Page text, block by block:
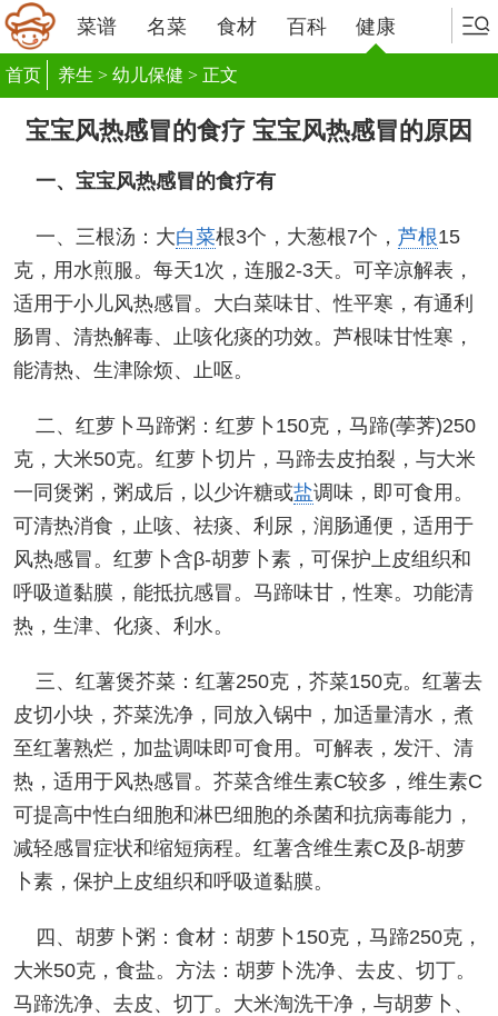
菜谱 名菜 食材 百科 健康
首页 养生 > 幼儿保健 > 正文
宝宝风热感冒的食疗 宝宝风热感冒的原因
一、宝宝风热感冒的食疗有
一、三根汤：大白菜根3个，大葱根7个， 芦根15
克，用水煎服。每天1次，连服2-3天。可辛凉解表，
适用于小儿风热感冒。大白菜味甘、性平寒，有通利
肠胃、清热解毒、止咳化痰的功效。芦根味甘性寒，
能清热、生津除烦、止呕。
二、红萝卜马蹄粥：红萝卜150克，马蹄(荸荠)250
克，大米50克。红萝卜切片，马蹄去皮拍裂，与大米
一同煲粥，粥成后，以少许糖或盐调味，即可食用。
可清热消食，止咳、祛痰、利尿，润肠通便，适用于
风热感冒。红萝卜含β-胡萝卜素，可保护上皮组织和
呼吸道黏膜，能抵抗感冒。马蹄味甘，性寒。功能清
热，生津、化痰、利水。
三、红薯煲芥菜：红薯250克，芥菜150克。红薯去
皮切小块，芥菜洗净，同放入锅中，加适量清水，煮
至红薯熟烂，加盐调味即可食用。可解表，发汗、清
热，适用于风热感冒。芥菜含维生素C较多，维生素C
可提高中性白细胞和淋巴细胞的杀菌和抗病毒能力，
减轻感冒症状和缩短病程。红薯含维生素C及β-胡萝
卜素，保护上皮组织和呼吸道黏膜。
四、胡萝卜粥：食材：胡萝卜150克，马蹄250克，
大米50克，食盐。方法：胡萝卜洗净、去皮、切丁。
马蹄洗净、去皮、切丁。大米淘洗干净，与胡萝卜、